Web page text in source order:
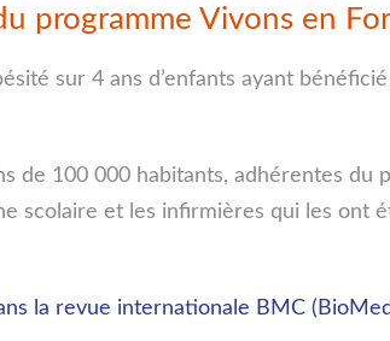
programme Vivons en
sur 4 ans d’enfants ayant
de 100 000 habitants, adhérentes du
scolaire et les infirmières qui les ont
la revue internationale BMC